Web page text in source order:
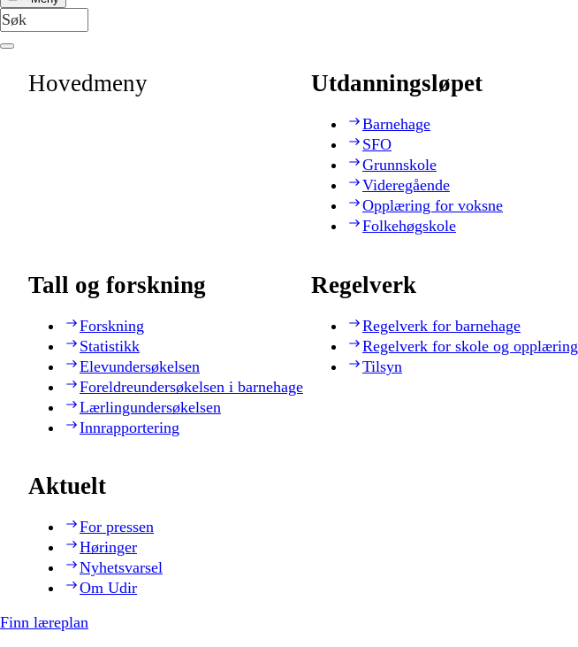
Hovedmeny Utdanningsløpet
Barnehage
SFO
Grunnskole
Videregående
Opplæring for voksne
Folkehøgskole
Tall og forskning
Forskning
Statistikk
Elevundersøkelsen
Foreldreundersøkelsen i barnehage
Lærlingundersøkelsen
Innrapportering
Regelverk
Regelverk for barnehage
Regelverk for skole og opplæring
Tilsyn
Aktuelt
For pressen
Høringer
Nyhetsvarsel
Om Udir
Finn læreplan